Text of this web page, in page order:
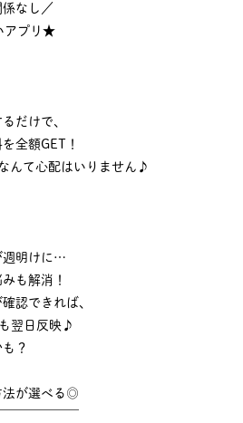
なし／
アプリ★
だけで、
全額GET！
んて心配はいりません♪
週明けに…
も解消！
認できれば、
翌日反映♪
？
法が選べる◎